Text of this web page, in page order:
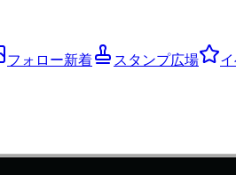
フォロー新着 スタンプ広場